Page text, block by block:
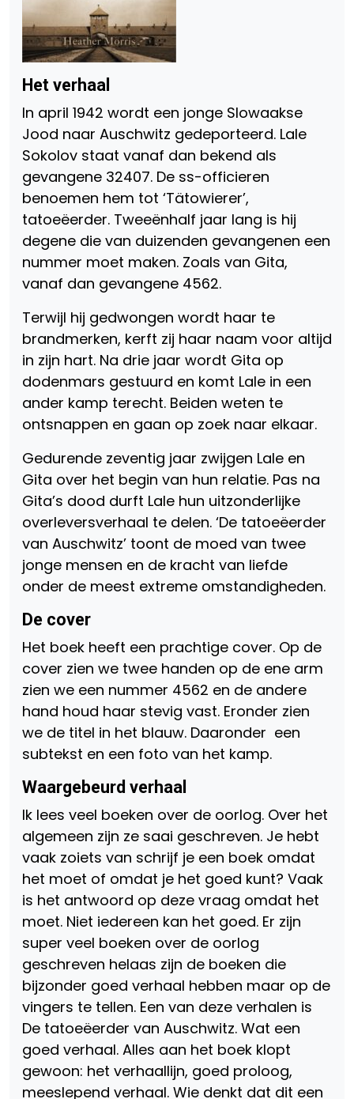
Het verhaal
In april 1942 wordt een jonge Slowaakse
Jood naar Auschwitz gedeporteerd. Lale
Sokolov staat vanaf dan bekend als
gevangene 32407. De ss-officieren
benoemen hem tot ‘Tätowierer’,
tatoeëerder. Tweeënhalf jaar lang is hij
degene die van duizenden gevangenen een
nummer moet maken. Zoals van Gita,
vanaf dan gevangene 4562.
Terwijl hij gedwongen wordt haar te
brandmerken, kerft zij haar naam voor altijd
in zijn hart. Na drie jaar wordt Gita op
dodenmars gestuurd en komt Lale in een
ander kamp terecht. Beiden weten te
ontsnappen en gaan op zoek naar elkaar.
Gedurende zeventig jaar zwijgen Lale en
Gita over het begin van hun relatie. Pas na
Gita’s dood durft Lale hun uitzonderlijke
overleversverhaal te delen. ‘De tatoeëerder
van Auschwitz’ toont de moed van twee
jonge mensen en de kracht van liefde
onder de meest extreme omstandigheden.
De cover
Het boek heeft een prachtige cover. Op de
cover zien we twee handen op de ene arm
zien we een nummer 4562 en de andere
hand houd haar stevig vast. Eronder zien
we de titel in het blauw. Daaronder een
subtekst en een foto van het kamp.
Waargebeurd verhaal
Ik lees veel boeken over de oorlog. Over het
algemeen zijn ze saai geschreven. Je hebt
vaak zoiets van schrijf je een boek omdat
het moet of omdat je het goed kunt? Vaak
is het antwoord op deze vraag omdat het
moet. Niet iedereen kan het goed. Er zijn
super veel boeken over de oorlog
geschreven helaas zijn de boeken die
bijzonder goed verhaal hebben maar op de
vingers te tellen. Een van deze verhalen is
De tatoeëerder van Auschwitz. Wat een
goed verhaal. Alles aan het boek klopt
gewoon: het verhaallijn, goed proloog,
meeslepend verhaal. Wie denkt dat dit een